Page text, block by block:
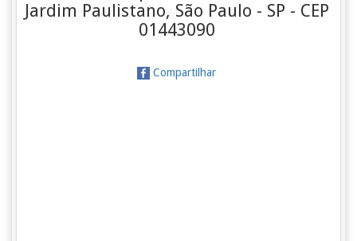
Jardim Paulistano, São Paulo - SP - CEP
01443090
Compartilhar